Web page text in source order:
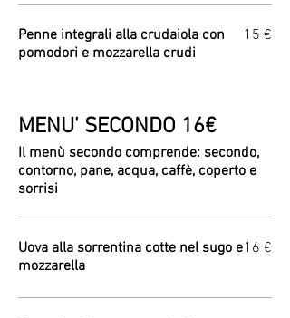
Penne integrali alla crudaiola con
pomodori e mozzarella crudi
15 €
MENU' SECONDO 16€
Il menù secondo comprende: secondo,
contorno, pane, acqua, caffè, coperto e
sorrisi
Uova alla sorrentina cotte nel sugo e
mozzarella
16 €